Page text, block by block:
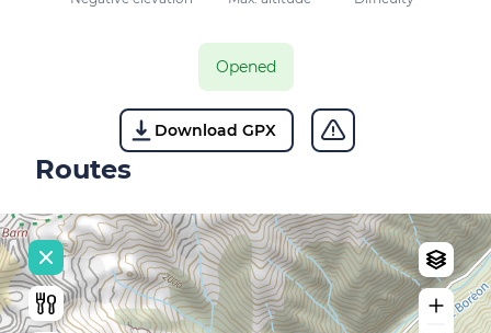
Opened
Download GPX
Routes